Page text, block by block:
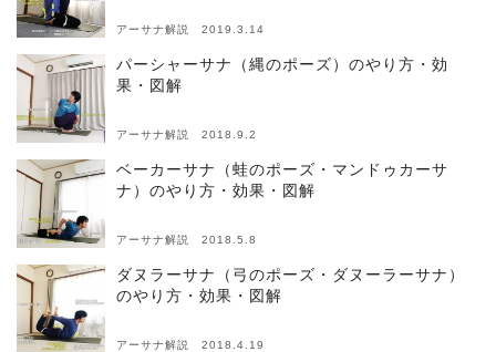
アーサナ解説 2019.3.14
パーシャーサナ（縄のポーズ）のやり方・効
果・図解
アーサナ解説 2018.9.2
ベーカーサナ（蛙のポーズ・マンドゥカーサ
ナ）のやり方・効果・図解
アーサナ解説 2018.5.8
ダヌラーサナ（弓のポーズ・ダヌーラーサナ）
のやり方・効果・図解
アーサナ解説 2018.4.19